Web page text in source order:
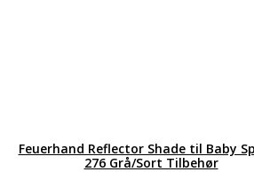
Feuerhand Reflector Shade til Baby
276 Grå/Sort Tilbehør